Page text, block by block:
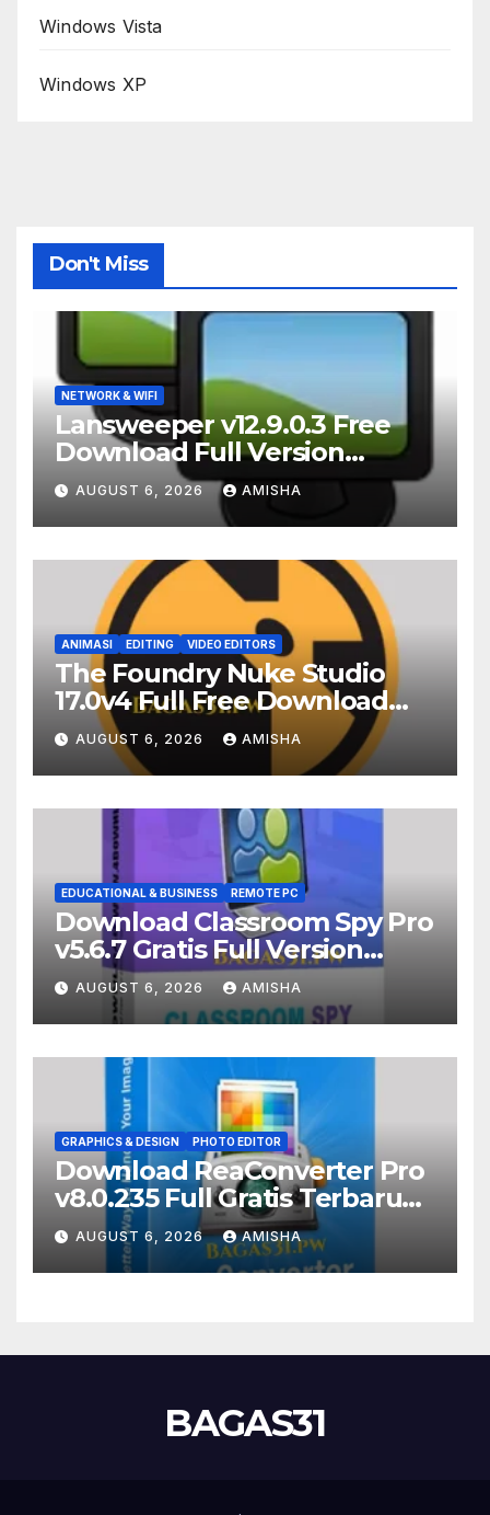
Windows Vista
Windows XP
Don't Miss
NETWORK & WIFI
Lansweeper v12.9.0.3 Free
Download Full Version
Terbaru
AUGUST 6, 2026 AMISHA
ANIMASI EDITING VIDEO EDITORS
The Foundry Nuke Studio
17.0v4 Full Free Download
Terbaru Version
AUGUST 6, 2026 AMISHA
EDUCATIONAL & BUSINESS REMOTE PC
Download Classroom Spy Pro
v5.6.7 Gratis Full Version
Terbaru
AUGUST 6, 2026 AMISHA
GRAPHICS & DESIGN PHOTO EDITOR
Download ReaConverter Pro
v8.0.235 Full Gratis Terbaru
Version
AUGUST 6, 2026 AMISHA
BAGAS31